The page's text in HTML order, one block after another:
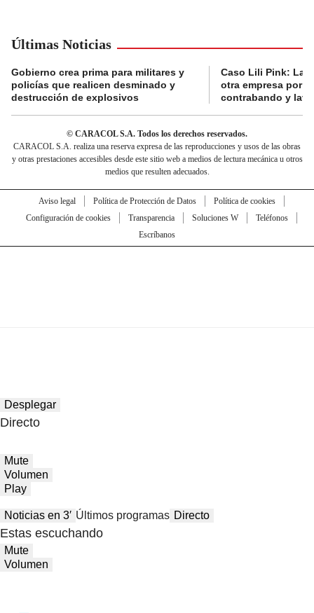
Últimas Noticias
Gobierno crea prima para militares y
policías que realicen desminado y
destrucción de explosivos
Caso Lili Pink: La
otra empresa por
contrabando y
© CARACOL S.A. Todos los derechos reservados.
CARACOL S.A. realiza una reserva expresa de las reproducciones y usos de las obras
y otras prestaciones accesibles desde este sitio web a medios de lectura mecánica u otros
medios que resulten adecuados.
Aviso legal Política de Protección de Datos
Política de cookies
Configuración de cookies
Transparencia Soluciones W
Teléfonos
Escríbanos
Desplegar
Directo
Mute
Volumen
Play
Noticias en 3′ Últimos programas Directo
Estas escuchando
Mute
Volumen